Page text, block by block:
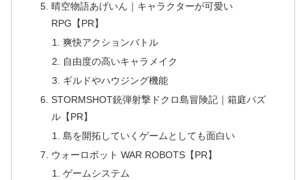
晴空物語あげいん｜キャラクターが可愛い
RPG【PR】
爽快アクションバトル
自由度の高いキャラメイク
ギルドやハウジング機能
STORMSHOT銃弾射撃ドクロ島冒険記｜箱庭パズ
ル【PR】
島を開拓していくゲームとしても面白い
ウォーロボット WAR ROBOTS【PR】
ゲームシステム